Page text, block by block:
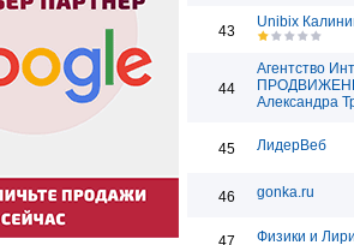
43
Unibix
44
Агентство
Александра
45 ЛидерВеб
46 gonka.ru
Физики и